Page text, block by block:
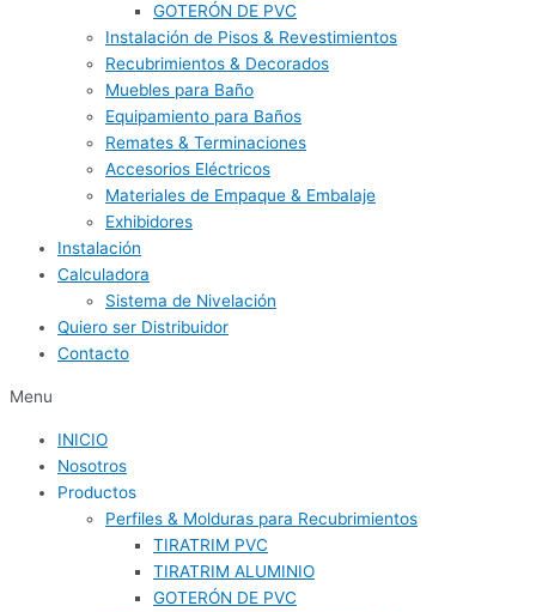
GOTERÓN DE PVC
Instalación de Pisos & Revestimientos
Recubrimientos & Decorados
Muebles para Baño
Equipamiento para Baños
Remates & Terminaciones
Accesorios Eléctricos
Materiales de Empaque & Embalaje
Exhibidores
Instalación
Calculadora
Sistema de Nivelación
Quiero ser Distribuidor
Contacto
Menu
INICIO
Nosotros
Productos
Perfiles & Molduras para Recubrimientos
TIRATRIM PVC
TIRATRIM ALUMINIO
GOTERÓN DE PVC